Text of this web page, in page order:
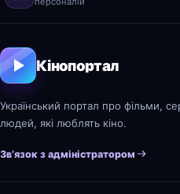
Кінопортал
Український портал про фільми,
людей, які люблять кіно.
Зв’язок з адміністратором